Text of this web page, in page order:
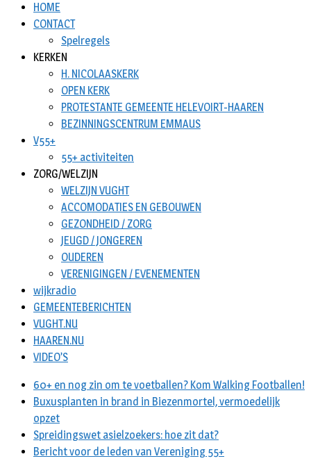
HOME
CONTACT
Spelregels
KERKEN
H. NICOLAASKERK
OPEN KERK
PROTESTANTE GEMEENTE HELEVOIRT-HAAREN
BEZINNINGSCENTRUM EMMAUS
V55+
55+ activiteiten
ZORG/WELZIJN
WELZIJN VUGHT
ACCOMODATIES EN GEBOUWEN
GEZONDHEID / ZORG
JEUGD / JONGEREN
OUDEREN
VERENIGINGEN / EVENEMENTEN
wijkradio
GEMEENTEBERICHTEN
VUGHT.NU
HAAREN.NU
VIDEO’S
60+ en nog zin om te voetballen? Kom Walking Footballen!
Buxusplanten in brand in Biezenmortel, vermoedelijk
opzet
Spreidingswet asielzoekers: hoe zit dat?
Bericht voor de leden van Vereniging 55+